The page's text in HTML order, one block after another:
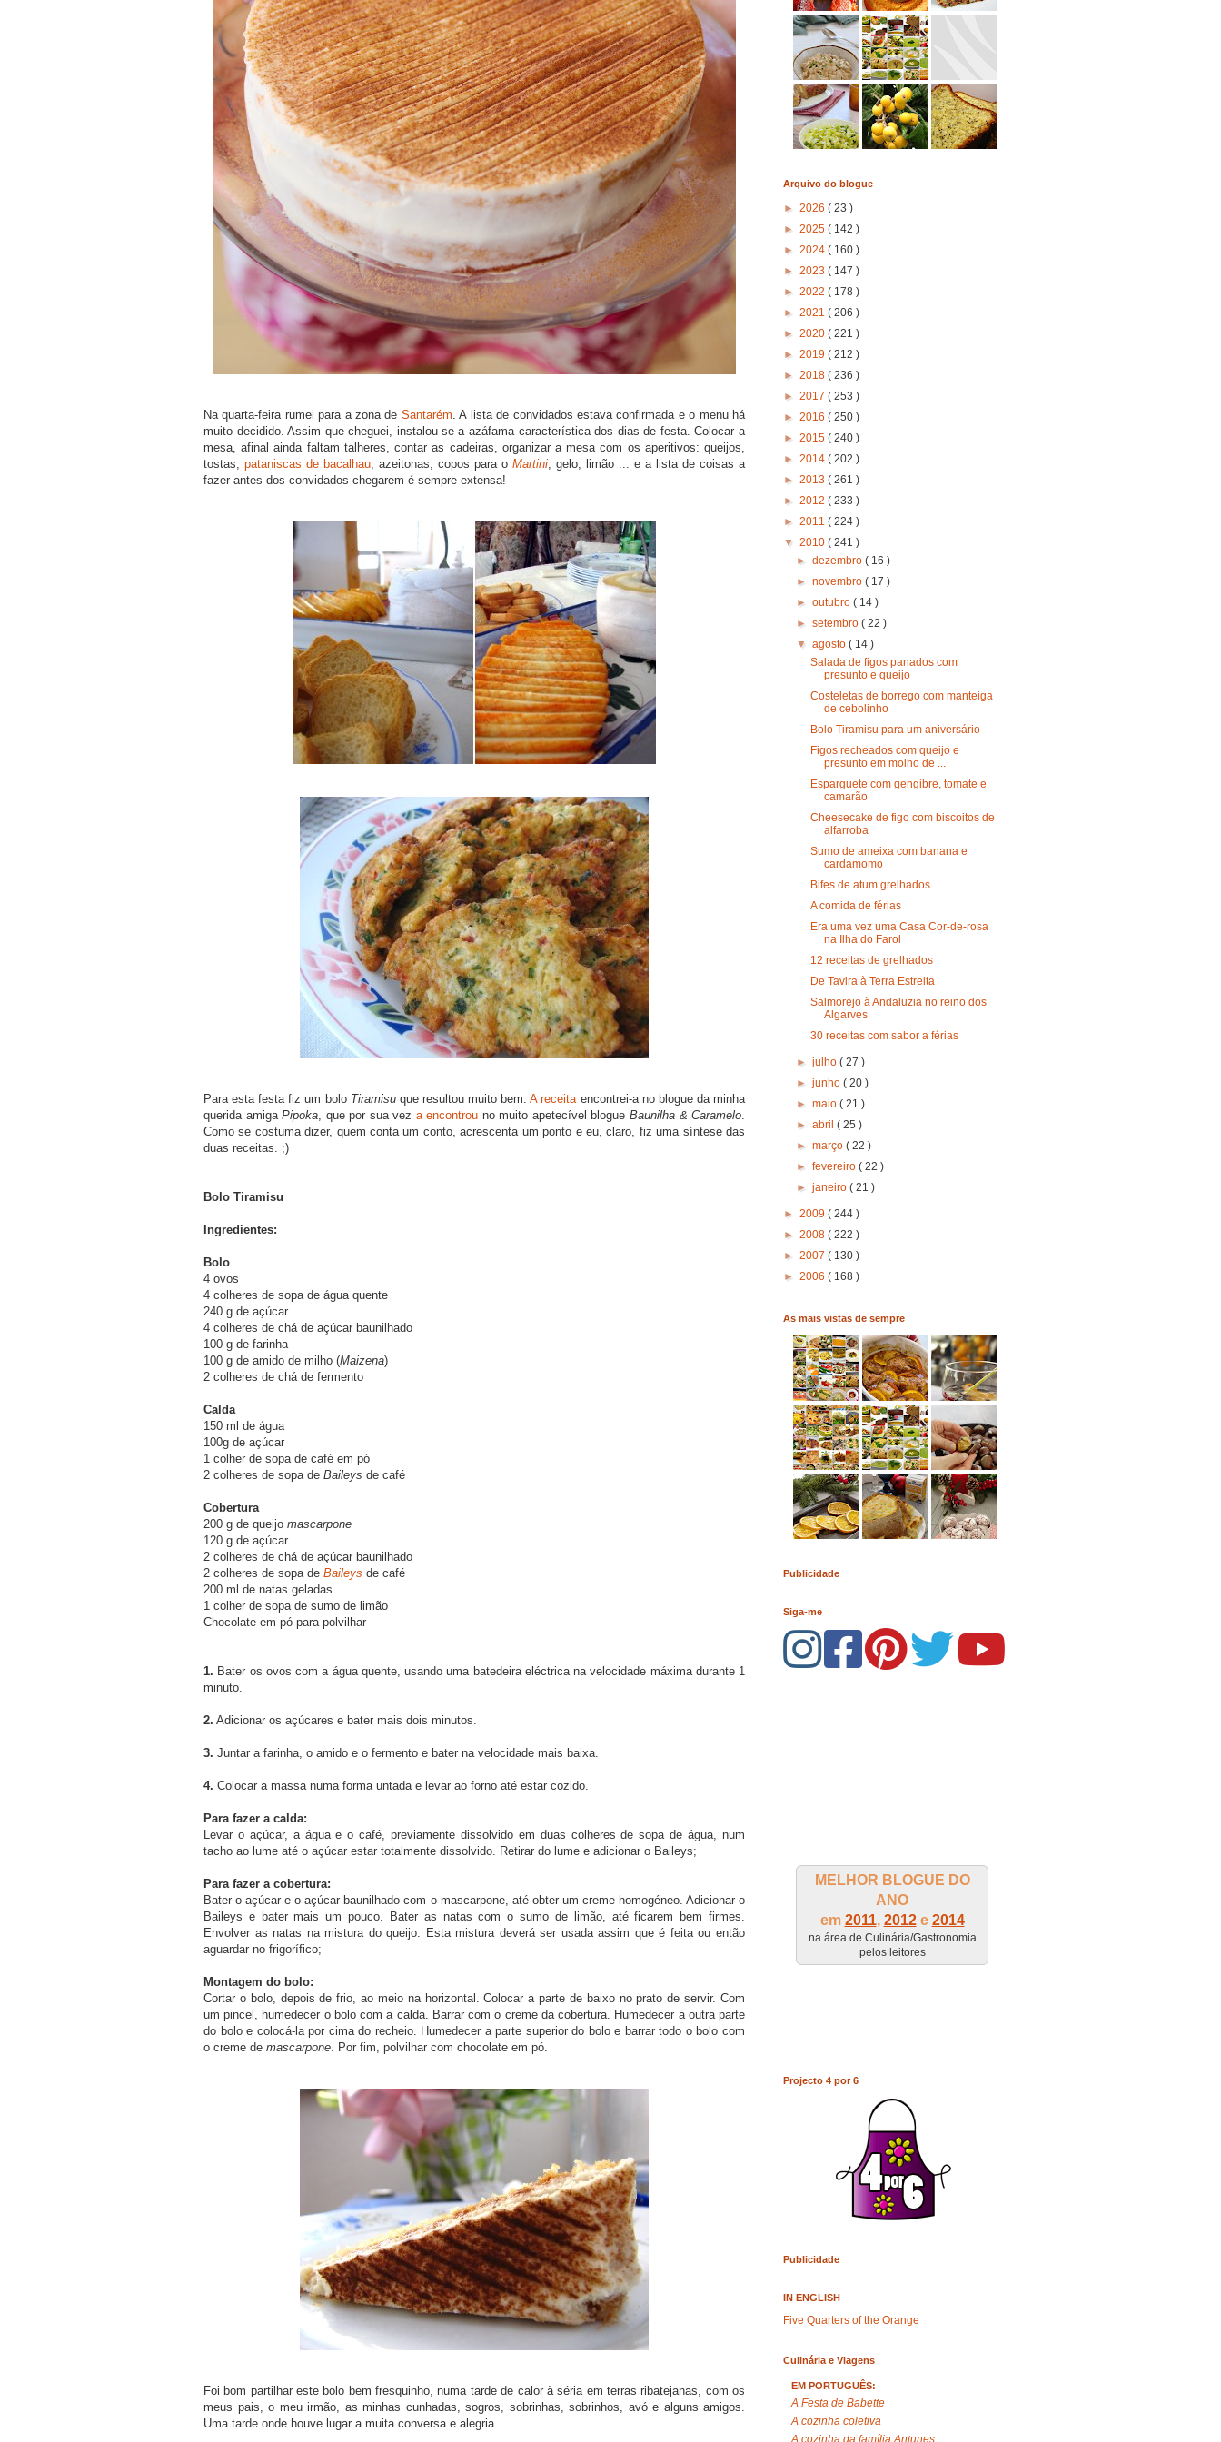
Na quarta-feira rumei para a zona de Santarém . A lista de convidados estava confirmada e o menu há
muito decidido. Assim que cheguei, instalou-se a azáfama característica dos dias de festa. Colocar a
mesa, afinal ainda faltam talheres, contar as cadeiras, organizar a mesa com os aperitivos: queijos,
tostas, pataniscas de bacalhau , azeitonas, copos para o Martini , gelo, limão ... e a lista de coisas a
fazer antes dos convidados chegarem é sempre extensa!
Para esta festa fiz um bolo Tiramisuque resultou muito bem.A receita encontrei-a no blogue da minha
querida amigaPipoka , que por sua vez a encontrou no muito apetecível blogue Baunilha & Caramelo
Como se costuma dizer, quem conta um conto, acrescenta um ponto e eu, claro, fiz uma síntese das
duas receitas. ;)
Bolo Tiramisu
Ingredientes:
Bolo
4 ovos
4 colheres de sopa de água quente
240 g de açúcar
4 colheres de chá de açúcar baunilhado
100 g de farinha
100 g de amido de milho (Maizena)
2 colheres de chá de fermento
Calda
150 ml de água
100g de açúcar
1 colher de sopa de café em pó
2 colheres de sopa de Baileys de café
Cobertura
200 g de queijo mascarpone
120 g de açúcar
2 colheres de chá de açúcar baunilhado
2 colheres de sopa de Baileys de café
200 ml de natas geladas
1 colher de sopa de sumo de limão
Chocolate em pó para polvilhar
1. Bater os ovos com a água quente, usando uma batedeira eléctrica na velocidade máxima durante 1
minuto.
2. Adicionar os açúcares e bater mais dois minutos.
3. Juntar a farinha, o amido e o fermento e bater na velocidade mais baixa.
4. Colocar a massa numa forma untada e levar ao forno até estar cozido.
Para fazer a calda:
Levar o açúcar, a água e o café, previamente dissolvido em duas colheres de sopa de água, num
tacho ao lume até o açúcar estar totalmente dissolvido. Retirar do lume e adicionar o Baileys;
Para fazer a cobertura:
Bater o açúcar e o açúcar baunilhado com o mascarpone, até obter um creme homogéneo. Adicionar o
Baileys e bater mais um pouco. Bater as natas com o sumo de limão, até ficarem bem firmes.
Envolver as natas na mistura do queijo. Esta mistura deverá ser usada assim que é feita ou então
aguardar no frigorífico;
Montagem do bolo:
Cortar o bolo, depois de frio, ao meio na horizontal. Colocar a parte de baixo no prato de servir. Com
um pincel, humedecer o bolo com a calda. Barrar com o creme da cobertura. Humedecer a outra parte
do bolo e colocá-la por cima do recheio. Humedecer a parte superior do bolo e barrar todo o bolo com
o creme de mascarpone . Por fim, polvilhar com chocolate em pó.
Foi bom partilhar este bolo bem fresquinho, numa tarde de calor à séria em terras ribatejanas, com os
meus pais, o meu irmão, as minhas cunhadas, sogros, sobrinhas, sobrinhos, avó e alguns amigos.
Uma tarde onde houve lugar a muita conversa e alegria.
Arquivo do blogue
► 2026 ( 23 )
► 2025 ( 142 )
► 2024 ( 160 )
► 2023 ( 147 )
► 2022 ( 178 )
► 2021 ( 206 )
► 2020 ( 221 )
► 2019 ( 212 )
► 2018 ( 236 )
► 2017 ( 253 )
► 2016 ( 250 )
► 2015 ( 240 )
► 2014 ( 202 )
► 2013 ( 261 )
► 2012 ( 233 )
► 2011 ( 224 )
▼ 2010 ( 241 )
►dezembro( 16 )
►novembro( 17 )
►outubro( 14 )
►setembro( 22 )
▼agosto( 14 )
Salada de figos panados com
presunto e queijo
Costeletas de borrego com manteiga
de cebolinho
Bolo Tiramisu para um aniversário
Figos recheados com queijo e
presunto em molho de ...
Esparguete com gengibre, tomate e
camarão
Cheesecake de figo com biscoitos de
alfarroba
Sumo de ameixa com banana e
cardamomo
Bifes de atum grelhados
A comida de férias
Era uma vez uma Casa Cor-de-rosa
na Ilha do Farol
12 receitas de grelhados
De Tavira à Terra Estreita
Salmorejo à Andaluzia no reino dos
Algarves
30 receitas com sabor a férias
►julho( 27 )
►junho( 20 )
►maio( 21 )
►abril( 25 )
►março( 22 )
►fevereiro( 22 )
►janeiro( 21 )
► 2009 ( 244 )
► 2008 ( 222 )
► 2007 ( 130 )
► 2006 ( 168 )
As mais vistas de sempre
Publicidade
Siga-me
MELHOR BLOGUE DO
ANO
em 2011, 2012e 2014
na área de Culinária/Gastronomia
pelos leitores
Projecto 4 por 6
Publicidade
IN ENGLISH
Five Quarters of the Orange
Culinária e Viagens
EM PORTUGUÊS:
A Festa de Babette
A cozinha coletiva